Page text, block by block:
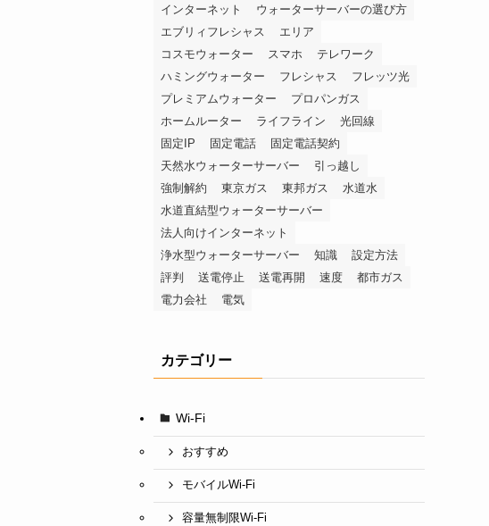
インターネット
ウォーターサーバーの選び方
エブリィフレシャス
エリア
コスモウォーター
スマホ
テレワーク
ハミングウォーター
フレシャス
フレッツ光
プレミアムウォーター
プロパンガス
ホームルーター
ライフライン
光回線
固定IP
固定電話
固定電話契約
天然水ウォーターサーバー
引っ越し
強制解約
東京ガス 東邦ガス
水道水
水道直結型ウォーターサーバー
法人向けインターネット
浄水型ウォーターサーバー
知識
設定方法
評判
送電停止 送電再開 速度
都市ガス
電力会社
電気
カテゴリー
Wi-Fi
おすすめ
モバイルWi-Fi
容量無制限Wi-Fi